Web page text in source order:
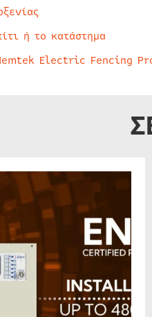
ή το κατάστημα
Electric Fencing